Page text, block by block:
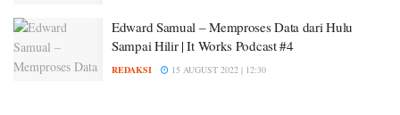
Edward Samual – Memproses Data dari Hulu
Sampai Hilir | It Works Podcast #4
REDAKSI 15 AUGUST 2022 | 12:30